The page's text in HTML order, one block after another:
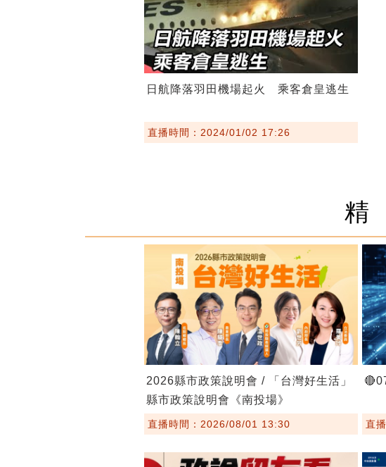
日航降落羽田機場起火 乘客倉皇逃生
直播時間：2024/01/02 17:26
2026縣市政策說明會 / 「台灣好生活」
縣市政策說明會《南投場》
直播時間：2026/08/01 13:30 直